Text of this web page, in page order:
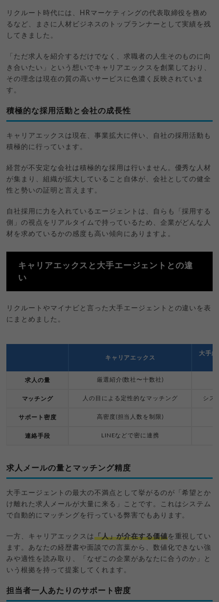
リクルート時代には、HRマーケティングの代表取締役を務め
るなど、まさに人材ビジネスのトップランナーとして実績を残
してきました。
「ただ求人を紹介するだけでなく、求職者の人生そのものに向
き合いたい」という想いでキャリアエックスを創業しており、
その理念は現在の質の高いサービスに色濃く反映されていま
す。
積極的な採用活動と会社の成長性
キャリアエックスは現在、事業拡大に伴い、自社の採用活動も
積極的に行っています。
経営が不安定な会社は積極的な採用は行いません。優秀な人材
が集まり、組織が拡大していること自体が、会社としての健全
性と勢いの証明と言えます。
自社採用に力を入れているエージェントは、自らも「採用する
側」の視点をリアルタイムで持っているため、企業がどんな人
材を求めているかの感度も高い傾向にありますよ。
キャリアエックスと大手エージェントとの違
い
リクルートやマイナビと言った大手エージェントとの違いを表
にまとめました。
キャリアエックス
大手
求人の量 厳選紹介(数社〜十数社)
マッチング 人の目による定性的なマッチング シス
サポート密度 高密度(担当人数を制限)
連絡手段 LINEなどで密に連携
求人メールの量とマッチング精度
大手エージェントの最大の不満点として挙がるのが「希望とか
け離れた求人メールが大量に来る」ことです。これはシステム
で自動的にマッチングを行っている弊害でもあります。
一方、キャリアエックスは「人」が介在する価値を重視してい
ます。あなたの経歴書や面談での言葉から、数値化できない強
みや適性を読み取り、「なぜこの企業があなたに合うのか」と
いう根拠を持って提案してくれます。
担当者一人あたりのサポート密度